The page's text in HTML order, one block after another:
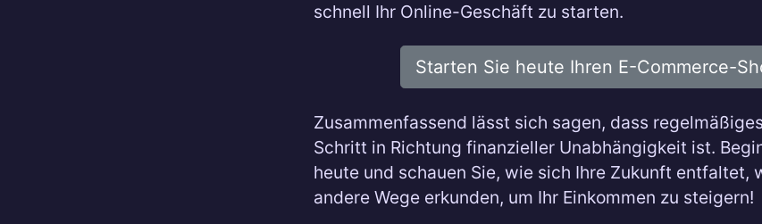
schnell Ihr Online-Geschäft zu starten.
Starten Sie heute Ihren E-Commerce-
Zusammenfassend lässt sich sagen, dass
Schritt in Richtung finanzieller Unabhängigkeit ist.
heute und schauen Sie, wie sich Ihre Zukunft entfaltet,
andere Wege erkunden, um Ihr Einkommen zu steigern!